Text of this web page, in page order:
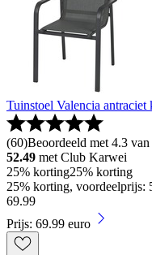
Tuinstoel Valencia antraciet
(60)Beoordeeld met 4.3
52.49 met Club Karwei
25% korting25% korting
25% korting, voordeelprijs:
69.99
Prijs: 69.99 euro